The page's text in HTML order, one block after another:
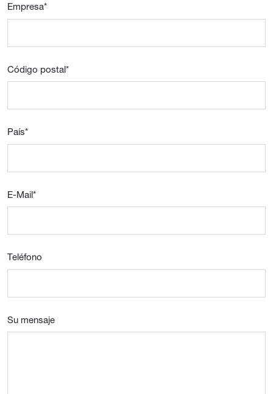
Empresa*
Código postal*
País*
E-Mail*
Teléfono
Su mensaje